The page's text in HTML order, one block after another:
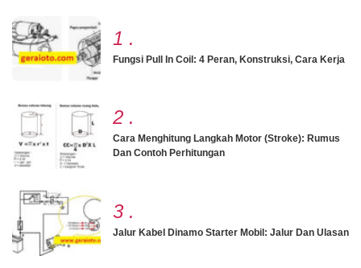
1 .
Fungsi Pull In Coil: 4 Peran, Konstruksi, Cara Kerja
2 .
Cara Menghitung Langkah Motor (Stroke): Rumus
Dan Contoh Perhitungan
3 .
Jalur Kabel Dinamo Starter Mobil: Jalur Dan Ulasan